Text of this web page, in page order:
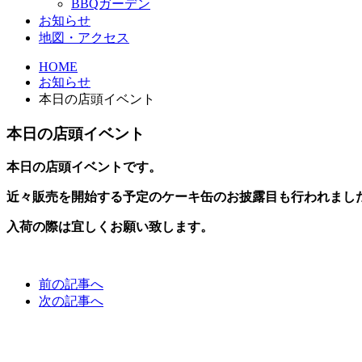
BBQガーデン
お知らせ
地図・アクセス
HOME
お知らせ
本日の店頭イベント
本日の店頭イベント
本日の店頭イベントです。
近々販売を開始する予定のケーキ缶のお披露目も行われまし
入荷の際は宜しくお願い致します。
前の記事へ
次の記事へ